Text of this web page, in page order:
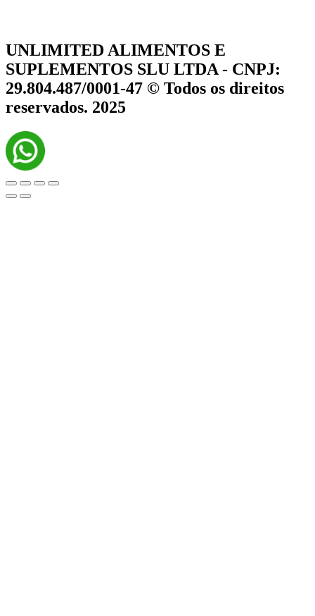
UNLIMITED ALIMENTOS E
SUPLEMENTOS SLU LTDA - CNPJ:
29.804.487/0001-47 © Todos os direitos
reservados. 2025